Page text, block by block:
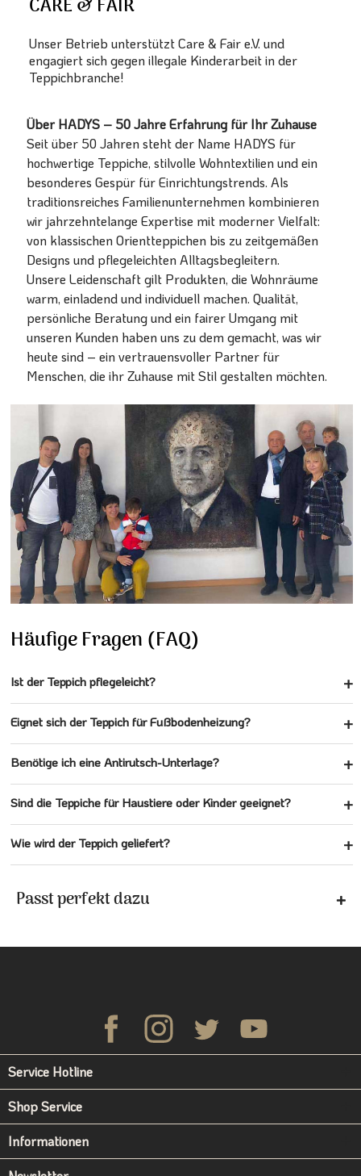
CARE & FAIR
Unser Betrieb unterstützt Care & Fair e.V. und
engagiert sich gegen illegale Kinderarbeit in der
Teppichbranche!
Über HADYS – 50 Jahre Erfahrung für Ihr Zuhause
Seit über 50 Jahren steht der Name HADYS für
hochwertige Teppiche, stilvolle Wohntextilien und ein
besonderes Gespür für Einrichtungstrends. Als
traditionsreiches Familienunternehmen kombinieren
wir jahrzehntelange Expertise mit moderner Vielfalt:
von klassischen Orientteppichen bis zu zeitgemäßen
Designs und pflegeleichten Alltagsbegleitern.
Unsere Leidenschaft gilt Produkten, die Wohnräume
warm, einladend und individuell machen. Qualität,
persönliche Beratung und ein fairer Umgang mit
unseren Kunden haben uns zu dem gemacht, was wir
heute sind – ein vertrauensvoller Partner für
Menschen, die ihr Zuhause mit Stil gestalten möchten.
Häufige Fragen (FAQ)
Ist der Teppich pflegeleicht?
Eignet sich der Teppich für Fußbodenheizung?
Benötige ich eine Antirutsch-Unterlage?
Sind die Teppiche für Haustiere oder Kinder geeignet?
Wie wird der Teppich geliefert?
Passt perfekt dazu
Service Hotline
Shop Service
Informationen